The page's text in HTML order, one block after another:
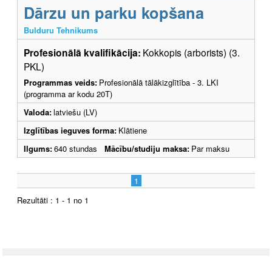
Dārzu un parku kopšana
Bulduru Tehnikums
Profesionālā kvalifikācija: Kokkopis (arborists) (3.
PKL)
Programmas veids: Profesionālā tālākizglītība - 3. LKI
(programma ar kodu 20T)
Valoda:latviešu (LV)
Izglītības ieguves forma: Klātiene
Ilgums:640 stundas Mācību/studiju maksa: Par maksu
1
Rezultāti : 1 - 1 no 1